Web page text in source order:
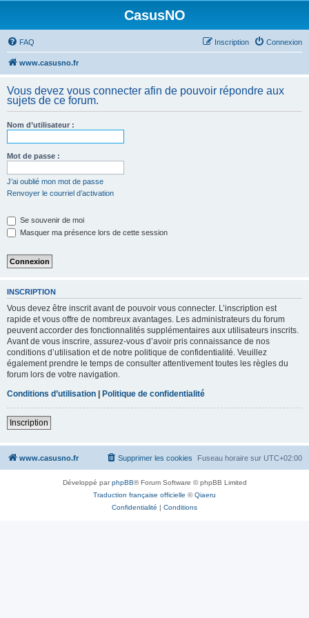
CasusNO
FAQ Connexion
Inscription
www.casusno.fr
Vous devez vous connecter afin de pouvoir répondre aux
sujets de ce forum.
Nom d’utilisateur :
Mot de passe :
J’ai oublié mon mot de passe
Renvoyer le courriel d’activation
Se souvenir de moi
Masquer ma présence lors de cette session
INSCRIPTION
Vous devez être inscrit avant de pouvoir vous connecter. L’inscription est
rapide et vous offre de nombreux avantages. Les administrateurs du forum
peuvent accorder des fonctionnalités supplémentaires aux utilisateurs inscrits.
Avant de vous inscrire, assurez-vous d’avoir pris connaissance de nos
conditions d’utilisation et de notre politique de confidentialité. Veuillez
également prendre le temps de consulter attentivement toutes les règles du
forum lors de votre navigation.
Conditions d’utilisation | Politique de confidentialité
Inscription
www.casusno.fr Fuseau horaire sur UTC+02:00
Supprimer les cookies
Développé parphpBB® Forum Software © phpBB Limited
Traduction française officielle ©Qiaeru
Confidentialité | Conditions